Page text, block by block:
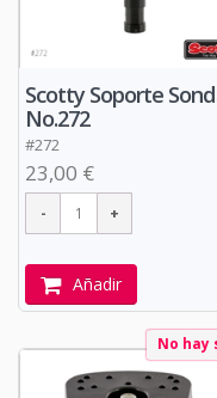
Scotty Soporte
No.272
#272
23,00 €
Añadir
No hay